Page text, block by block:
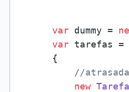
var dummy =
var tarefas =
      {
//
new Tarefa